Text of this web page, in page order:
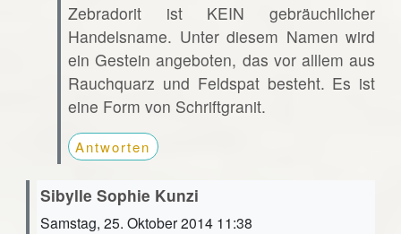
Zebradorit ist KEIN gebräuchlicher
Handelsname. Unter diesem Namen wird
ein Gestein angeboten, das vor alllem aus
Rauchquarz und Feldspat besteht. Es ist
eine Form von Schriftgranit.
Antworten
Sibylle Sophie Kunzi
Samstag, 25. Oktober 2014 11:38